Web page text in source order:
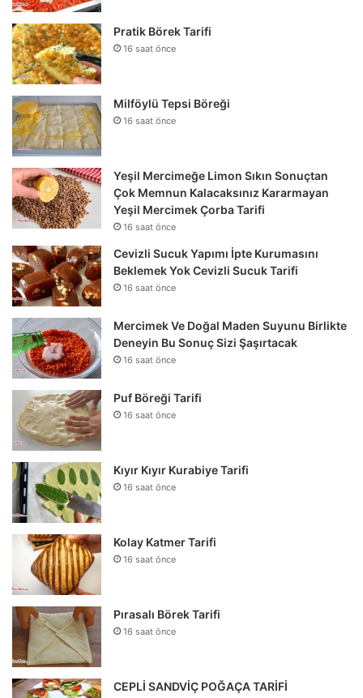
Pratik Börek Tarifi
16 saat önce
Milföylü Tepsi Böreği
16 saat önce
Yeşil Mercimeğe Limon Sıkın Sonuçtan
Çok Memnun Kalacaksınız Kararmayan
Yeşil Mercimek Çorba Tarifi
16 saat önce
Cevizli Sucuk Yapımı İpte Kurumasını
Beklemek Yok Cevizli Sucuk Tarifi
16 saat önce
Mercimek Ve Doğal Maden Suyunu Birlikte
Deneyin Bu Sonuç Sizi Şaşırtacak
16 saat önce
Puf Böreği Tarifi
16 saat önce
Kıyır Kıyır Kurabiye Tarifi
16 saat önce
Kolay Katmer Tarifi
16 saat önce
Pırasalı Börek Tarifi
16 saat önce
CEPLİ SANDVİÇ POĞAÇA TARİFİ